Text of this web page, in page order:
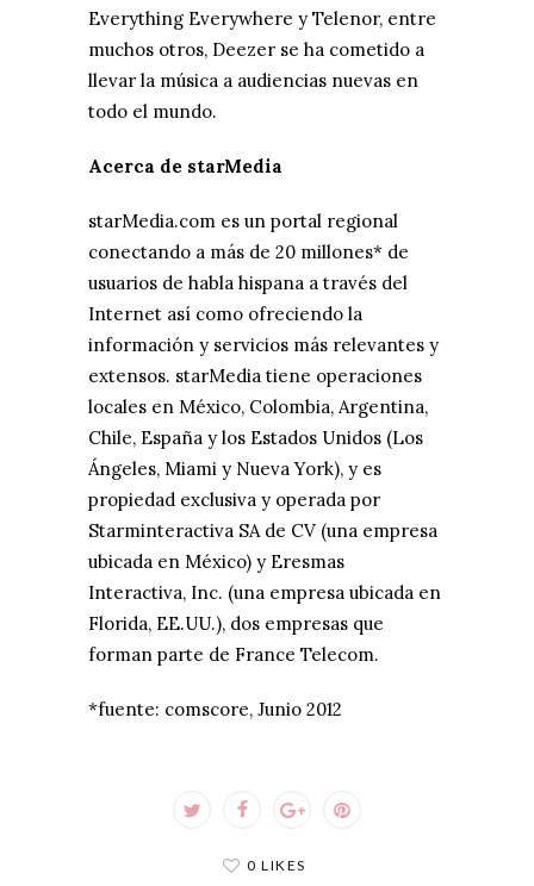
Everything Everywhere y Telenor, entre
muchos otros, Deezer se ha cometido a
llevar la música a audiencias nuevas en
todo el mundo.
Acerca de starMedia
starMedia.com es un portal regional
conectando a más de 20 millones* de
usuarios de habla hispana a través del
Internet así como ofreciendo la
información y servicios más relevantes y
extensos. starMedia tiene operaciones
locales en México, Colombia, Argentina,
Chile, España y los Estados Unidos (Los
Ángeles, Miami y Nueva York), y es
propiedad exclusiva y operada por
Starminteractiva SA de CV (una empresa
ubicada en México) y Eresmas
Interactiva, Inc. (una empresa ubicada en
Florida, EE.UU.), dos empresas que
forman parte de France Telecom.
*fuente: comscore, Junio 2012
0 LIKES